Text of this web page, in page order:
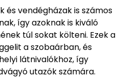
és vendégházak is számos
így azoknak is kiváló
túl sokat költeni. Ezek a
a szobaárban, és
látnivalókhoz, így
utazók számára.